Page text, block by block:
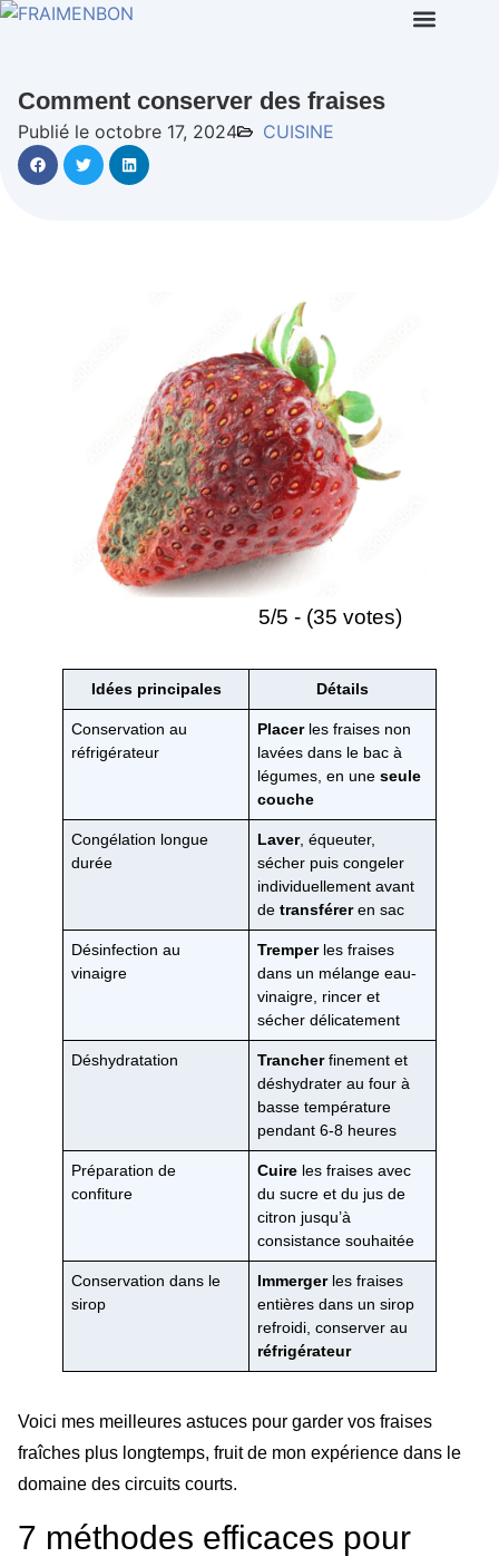
Comment conserver des fraises
Publié le octobre 17, 2024 CUISINE
5/5 - (35 votes)
Idées principales Détails
Conservation au
réfrigérateur
Placerles fraises non
lavées dans le bac à
légumes, en uneseule
couche
Congélation longue
durée
Laver, équeuter,
sécher puis congeler
individuellement avant
detransféreren sac
Désinfection au
vinaigre
Tremperles fraises
dans un mélange eau-
vinaigre, rincer et
sécher délicatement
Déshydratation Trancherfinement et
déshydrater au four à
basse température
pendant 6-8 heures
Préparation de
confiture
Cuire les fraises avec
du sucre et du jus de
citron jusqu’à
consistance souhaitée
Conservation dans le
sirop
Immergerles fraises
entières dans un sirop
refroidi, conserver au
réfrigérateur
Voici mes meilleures astuces pour garder vos fraises
fraîches plus longtemps, fruit de mon expérience dans le
domaine des circuits courts.
7 méthodes efficaces pour